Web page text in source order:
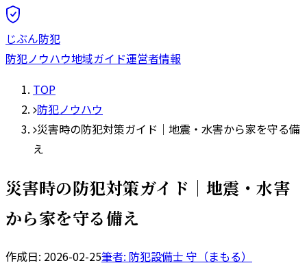
じぶん防犯
防犯ノウハウ地域ガイド運営者情報
TOP
防犯ノウハウ
災害時の防犯対策ガイド｜地震・水害から家を守る備
え
災害時の防犯対策ガイド｜地震・水害
から家を守る備え
作成日: 2026-02-25筆者: 防犯設備士 守（まもる）